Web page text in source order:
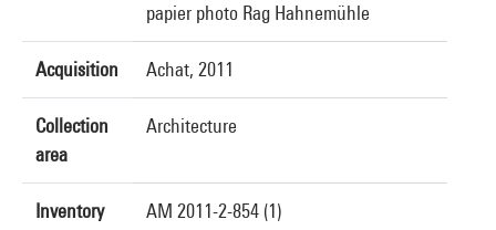
papier photo Rag Hahnemühle
Acquisition Achat, 2011
Collection
area
Architecture
Inventory
AM 2011-2-854 (1)